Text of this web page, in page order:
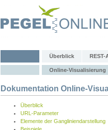
Überblick REST-
Online-Visualisierung
Dokumentation Online-
Überblick
URL-Parameter
Elemente der Gangliniendarstellung